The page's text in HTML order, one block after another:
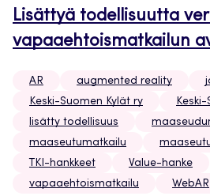
Lisättyä todellisuutta
vapaaehtoismatkailun
AR augmented reality
Keski-Suomen Kylät ry
Keski-
lisätty todellisuus
maaseutumatkailu
TKI-hankkeet
Value-hanke
vapaaehtoismatkailu
WebAR